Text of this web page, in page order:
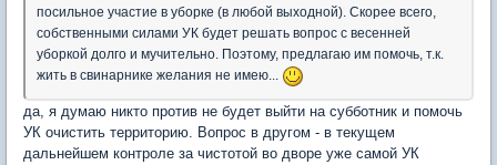
посильное участие в уборке (в любой выходной). Скорее всего,
собственными силами УК будет решать вопрос с весенней
уборкой долго и мучительно. Поэтому, предлагаю им помочь, т.к.
жить в свинарнике желания не имею...
да, я думаю никто против не будет выйти на субботник и помочь
УК очистить территорию. Вопрос в другом - в текущем
дальнейшем контроле за чистотой во дворе уже самой УК